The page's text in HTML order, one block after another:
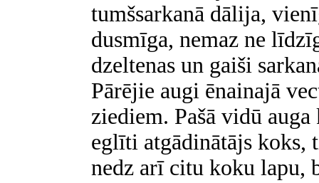
tumšsarkanā dālija,
dusmīga, nemaz ne
dzeltenas un gaiši
Pārējie augi ēnainajā
ziediem. Pašā vidū
eglīti atgādinātājs koks,
nedz arī citu koku lapu,